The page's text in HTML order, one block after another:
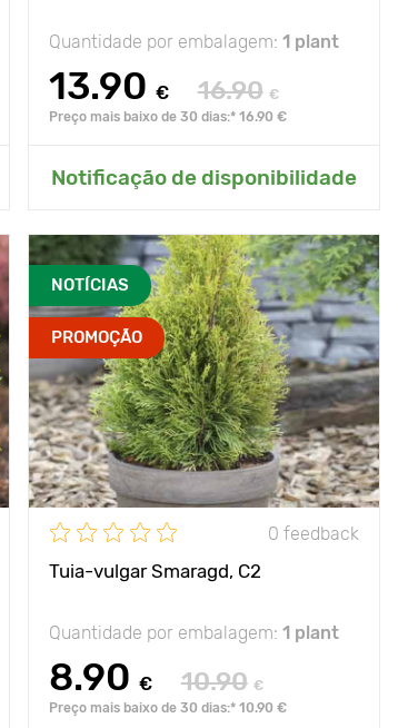
Quantidade por embalagem: 1 plant
13.90 € 16.90 €
Preço mais baixo de 30 dias:* 16.90 €
Notificação de disponibilidade
Adicionar ao meu jardim
NOTÍCIAS
PROMOÇÃO
0 feedback
Tuia-vulgar Smaragd, C2
Quantidade por embalagem: 1 plant
8.90 € 10.90 €
Preço mais baixo de 30 dias:* 10.90 €